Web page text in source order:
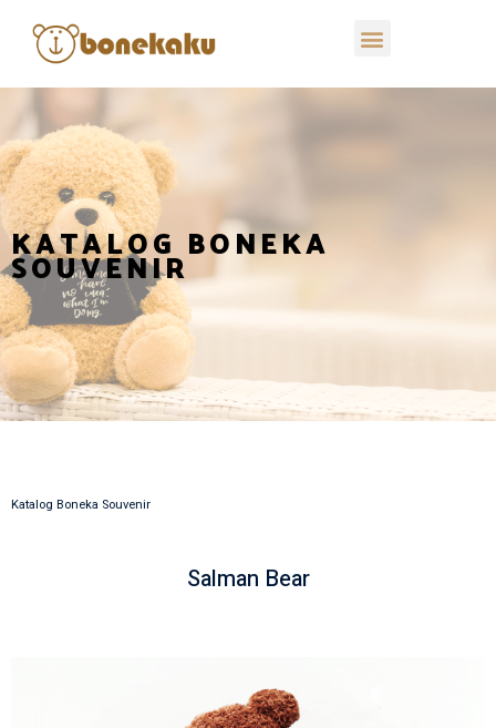
KATALOG BONEKA
SOUVENIR
Katalog Boneka Souvenir
Salman Bear